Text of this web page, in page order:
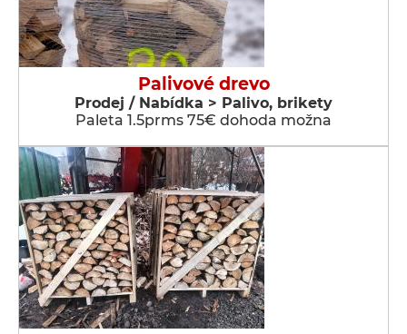
Palivové drevo
Prodej / Nabídka > Palivo, brikety
Paleta 1.5prms 75€ dohoda možna